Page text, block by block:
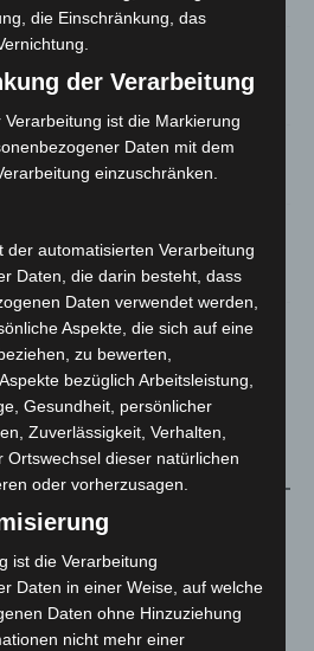
Umbau in Langenhagen
von „Archetyp Market“ erhoben
166 Trunkenheitsfahrten bei
2026: Französische Oper im
5.035
3.249
die Einschränkung, das
der Verarbeitung
ist die Markierung
Daten mit dem
einzuschränken.
der automatisierten Verarbeitung
Daten, die darin besteht, dass
Daten verwendet werden,
Aspekte, die sich auf eine
zu bewerten,
bezüglich Arbeitsleistung,
Gesundheit, persönlicher
Zuverlässigkeit, Verhalten,
Ortswechsel dieser natürlichen
oder vorherzusagen.
ist die Verarbeitung
Daten in einer Weise, auf welche
Daten ohne Hinzuziehung
nicht mehr einer